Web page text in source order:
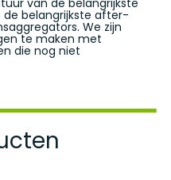
van de belangrijkste
belangrijkste after-
. We zijn
te maken met
die nog niet
producten, zonder
vooraf vastgestelde
binnen de sector
bestaande
te combineren, kan
De belangrijkste
robuustheid, hoge
van de belangrijkste
belangrijkste after-
. We zijn
te maken met
die nog niet